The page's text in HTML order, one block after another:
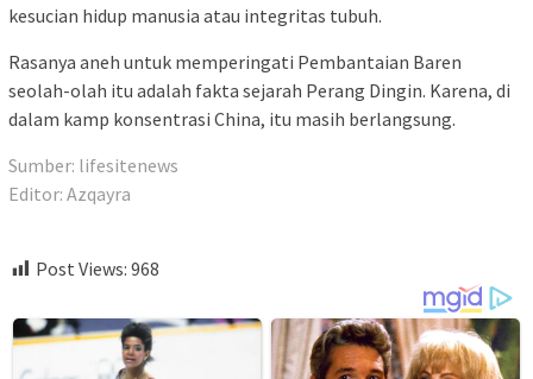
kesucian hidup manusia atau integritas tubuh.
Rasanya aneh untuk memperingati Pembantaian Baren
seolah-olah itu adalah fakta sejarah Perang Dingin. Karena, di
dalam kamp konsentrasi China, itu masih berlangsung.
Sumber: lifesitenews
Editor: Azqayra
Post Views: 968